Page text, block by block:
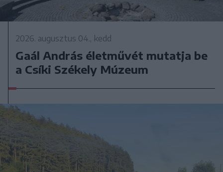
2026. augusztus 04., kedd
Gaál András életművét mutatja be
a Csíki Székely Múzeum